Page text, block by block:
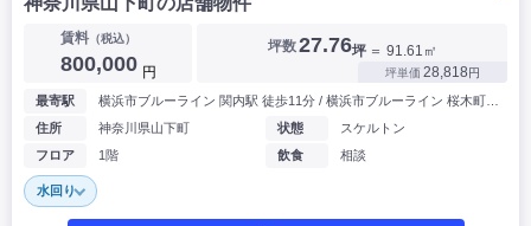
賃料（税込）
800,000 円
坪数27.76坪 ＝ 91.61㎡
坪単価 28,818円
最寄駅
住所
神奈川県山下町
フロア
1階
状態
スケルトン
飲食
相談
水回り